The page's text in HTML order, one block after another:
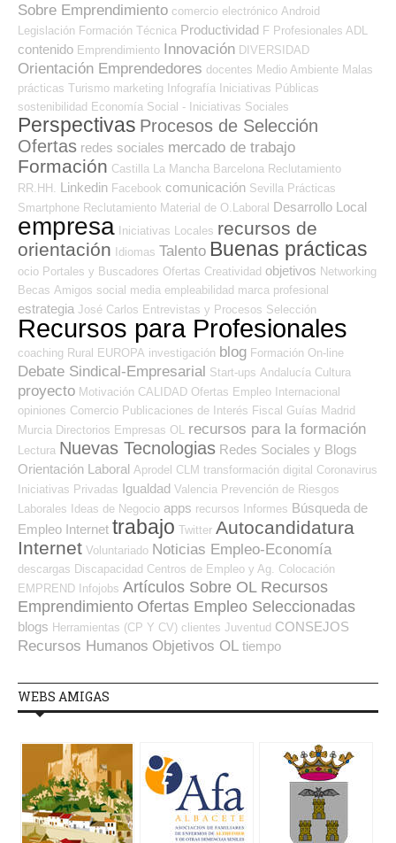
Sobre Emprendimiento comercio electrónico Android
Legislación Formación Técnica Productividad F Profesionales ADL
contenido Emprendimiento Innovación DIVERSIDAD
Orientación Emprendedores docentes Medio Ambiente Malas
prácticas Turismo marketing Infografía
Iniciativas Públicas
sostenibilidad Economía Social - Iniciativas Sociales
Perspectivas Procesos de Selección
Ofertas redes sociales mercado de trabajo
Formación Castilla La Mancha Barcelona Reclutamiento
RR.HH.
Linkedin Facebook comunicación Sevilla Prácticas
Smartphone Reclutamiento Material de O.Laboral Desarrollo Local
empresa Iniciativas Locales recursos de
orientación
Idiomas Talento Buenas prácticas
ocio Portales y Buscadores Ofertas Creatividad objetivos Networking
Becas Amigos social media empleabilidad marca profesional
estrategia José Carlos Entrevistas y Procesos Selección
Recursos para Profesionales
coaching Rural EUROPA investigación blog Formación On-line
Debate Sindical-Empresarial Start-ups Andalucía Cultura
proyecto Motivación CALIDAD Ofertas Empleo Internacional
opiniones Comercio Publicaciones de Interés Fiscal Guías Madrid
Murcia Directorios Empresas OL recursos para la formación
Lectura Nuevas Tecnologias Redes Sociales y Blogs
Orientación Laboral Aprodel CLM transformación digital Coronavirus
Iniciativas Privadas Igualdad Valencia Prevención de Riesgos
Laborales
Ideas de Negocio apps recursos Informes Búsqueda de
Empleo Internet trabajo Twitter Autocandidatura
Internet Voluntariado Noticias Empleo-Economía
descargas Discapacidad Centros de Empleo y Ag. Colocación
EMPREND Infojobs Artículos Sobre OL Recursos
Emprendimiento Ofertas Empleo Seleccionadas
blogs Herramientas (CP Y CV) clientes Juventud CONSEJOS
Recursos Humanos Objetivos OL tiempo
WEBS AMIGAS